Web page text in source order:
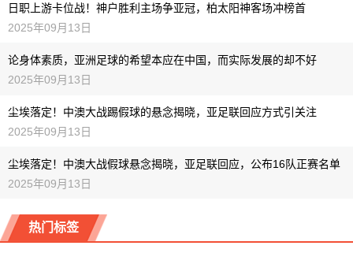
日职上游卡位战！神户胜利主场争亚冠，柏太阳神客场冲榜首
2025年09月13日
论身体素质，亚洲足球的希望本应在中国，而实际发展的却不好
2025年09月13日
尘埃落定！中澳大战踢假球的悬念揭晓，亚足联回应方式引关注
2025年09月13日
尘埃落定！中澳大战假球悬念揭晓，亚足联回应，公布16队正赛名单
2025年09月13日
热门标签